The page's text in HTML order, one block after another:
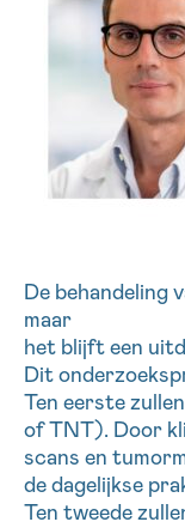
De behandeling
maar
het blijft een
Dit
Ten eerste zullen
of TNT). Door
scans en
de dagelijkse
Ten tweede